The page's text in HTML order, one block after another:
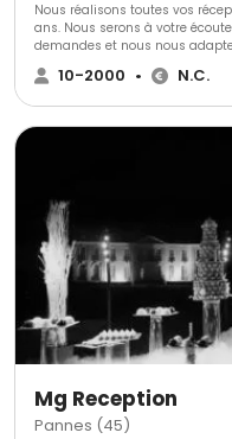
Nous réalisons toutes vos
ans. Nous serons à votre
demandes et nous nous
10-2000 • N.C.
Mg Reception
Pannes (45)